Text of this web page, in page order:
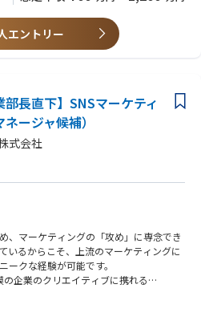
・分析
協働と知的な刺激があります
スで企画・実行できる裁量があります
ち上げ・型化」の経験ができます
エントリー
部長直下】SNSマーケティ
ージャ候補）
式会社
、マーケティングの「攻め」に専念でき
いるからこそ、上流のマーケティングに
ークな経験が可能です。
企業のクリエイティブに携れる
ポジション
ーケティングサービスの0→1フェーズを